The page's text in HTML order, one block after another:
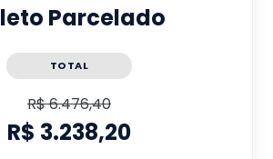
Parcelado
TOTAL
R$ 6.476,40
R$ 3.238,20